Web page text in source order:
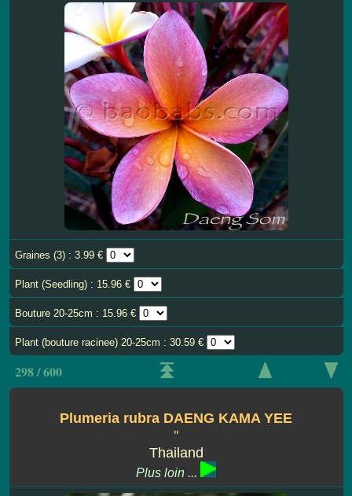
Graines (3) : 3.99 €
Plant (Seedling) : 15.96 €
Bouture 20-25cm : 15.96 €
Plant (bouture racinee) 20-25cm : 30.59 €
298 / 600
Plumeria rubra DAENG KAMA YEE
''
Thailand
Plus loin ...